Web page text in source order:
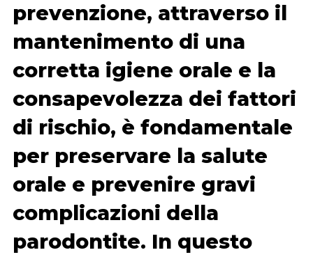
prevenzione, attraverso il
mantenimento di una
corretta igiene orale e la
consapevolezza dei fattori
di rischio, è fondamentale
per preservare la salute
orale e prevenire gravi
complicazioni della
parodontite. In questo